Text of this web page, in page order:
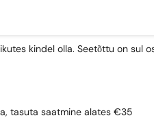
kindel olla. Seetõttu on sul
tasuta saatmine alates €35